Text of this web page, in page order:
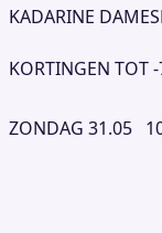
KADARINE
KORTINGEN TOT
ZONDAG 31.05